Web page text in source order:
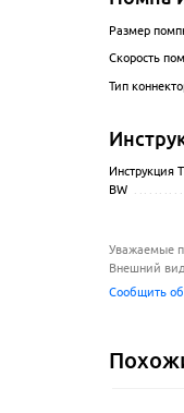
Размер
Скорость
Тип
Инструкция
BW
Уважаемые
Внешний
Сообщить